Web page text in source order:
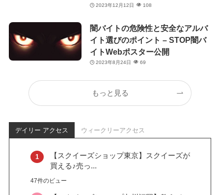
2023年12月12日 108
闇バイトの危険性と安全なアルバ
イト選びのポイント – STOP闇バ
イトWebポスター公開
2023年8月24日 69
もっと見る
デイリー アクセス ウィークリーアクセス
【スクイーズショップ東京】スクイーズが
買える♪売っ...
47件のビュー